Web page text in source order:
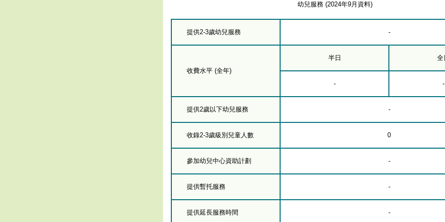
幼兒服務 (2024年9月資料)
提供2-3歲幼兒服務 -
收費水平 (全年)
半日 全
- -
提供2歲以下幼兒服務 -
收錄2-3歲級別兒童人數 0
參加幼兒中心資助計劃 -
提供暫托服務 -
提供延長服務時間 -